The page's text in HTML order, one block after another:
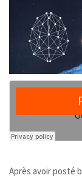
Après avoir posté